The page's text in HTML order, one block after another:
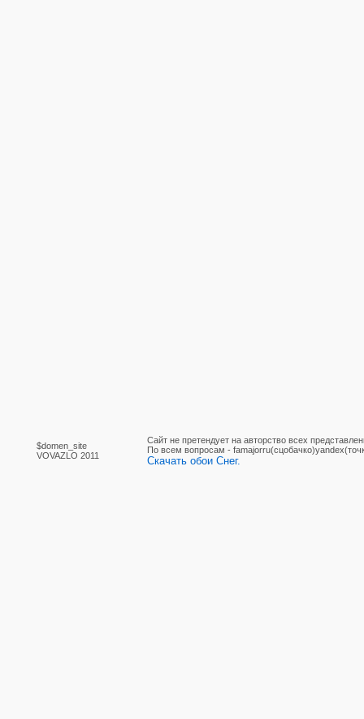
$domen_site
VOVAZLO 2011
Сайт не претендует на авторство всех
По вcем вопросам -
Скачать обои Снег.